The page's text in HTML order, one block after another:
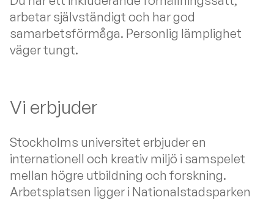
arbetar självständigt och har god
samarbetsförmåga. Personlig lämplighet
väger tungt.
Vi erbjuder
Stockholms universitet erbjuder en
internationell och kreativ miljö i samspelet
mellan högre utbildning och forskning.
Arbetsplatsen ligger i Nationalstadsparken